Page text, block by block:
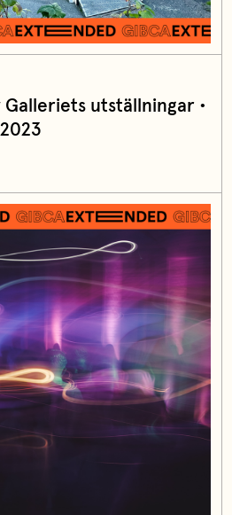
Galleriets utställningar •